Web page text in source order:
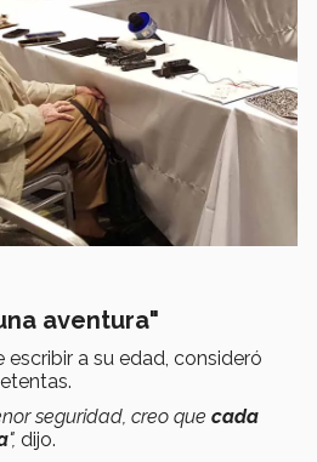
aventura"
escribir a su edad, consideró
seguridad, creo que cada
", dijo.